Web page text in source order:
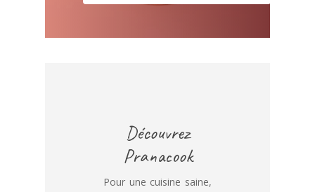
Découvrez
Pranacook
Pour une cuisine saine,